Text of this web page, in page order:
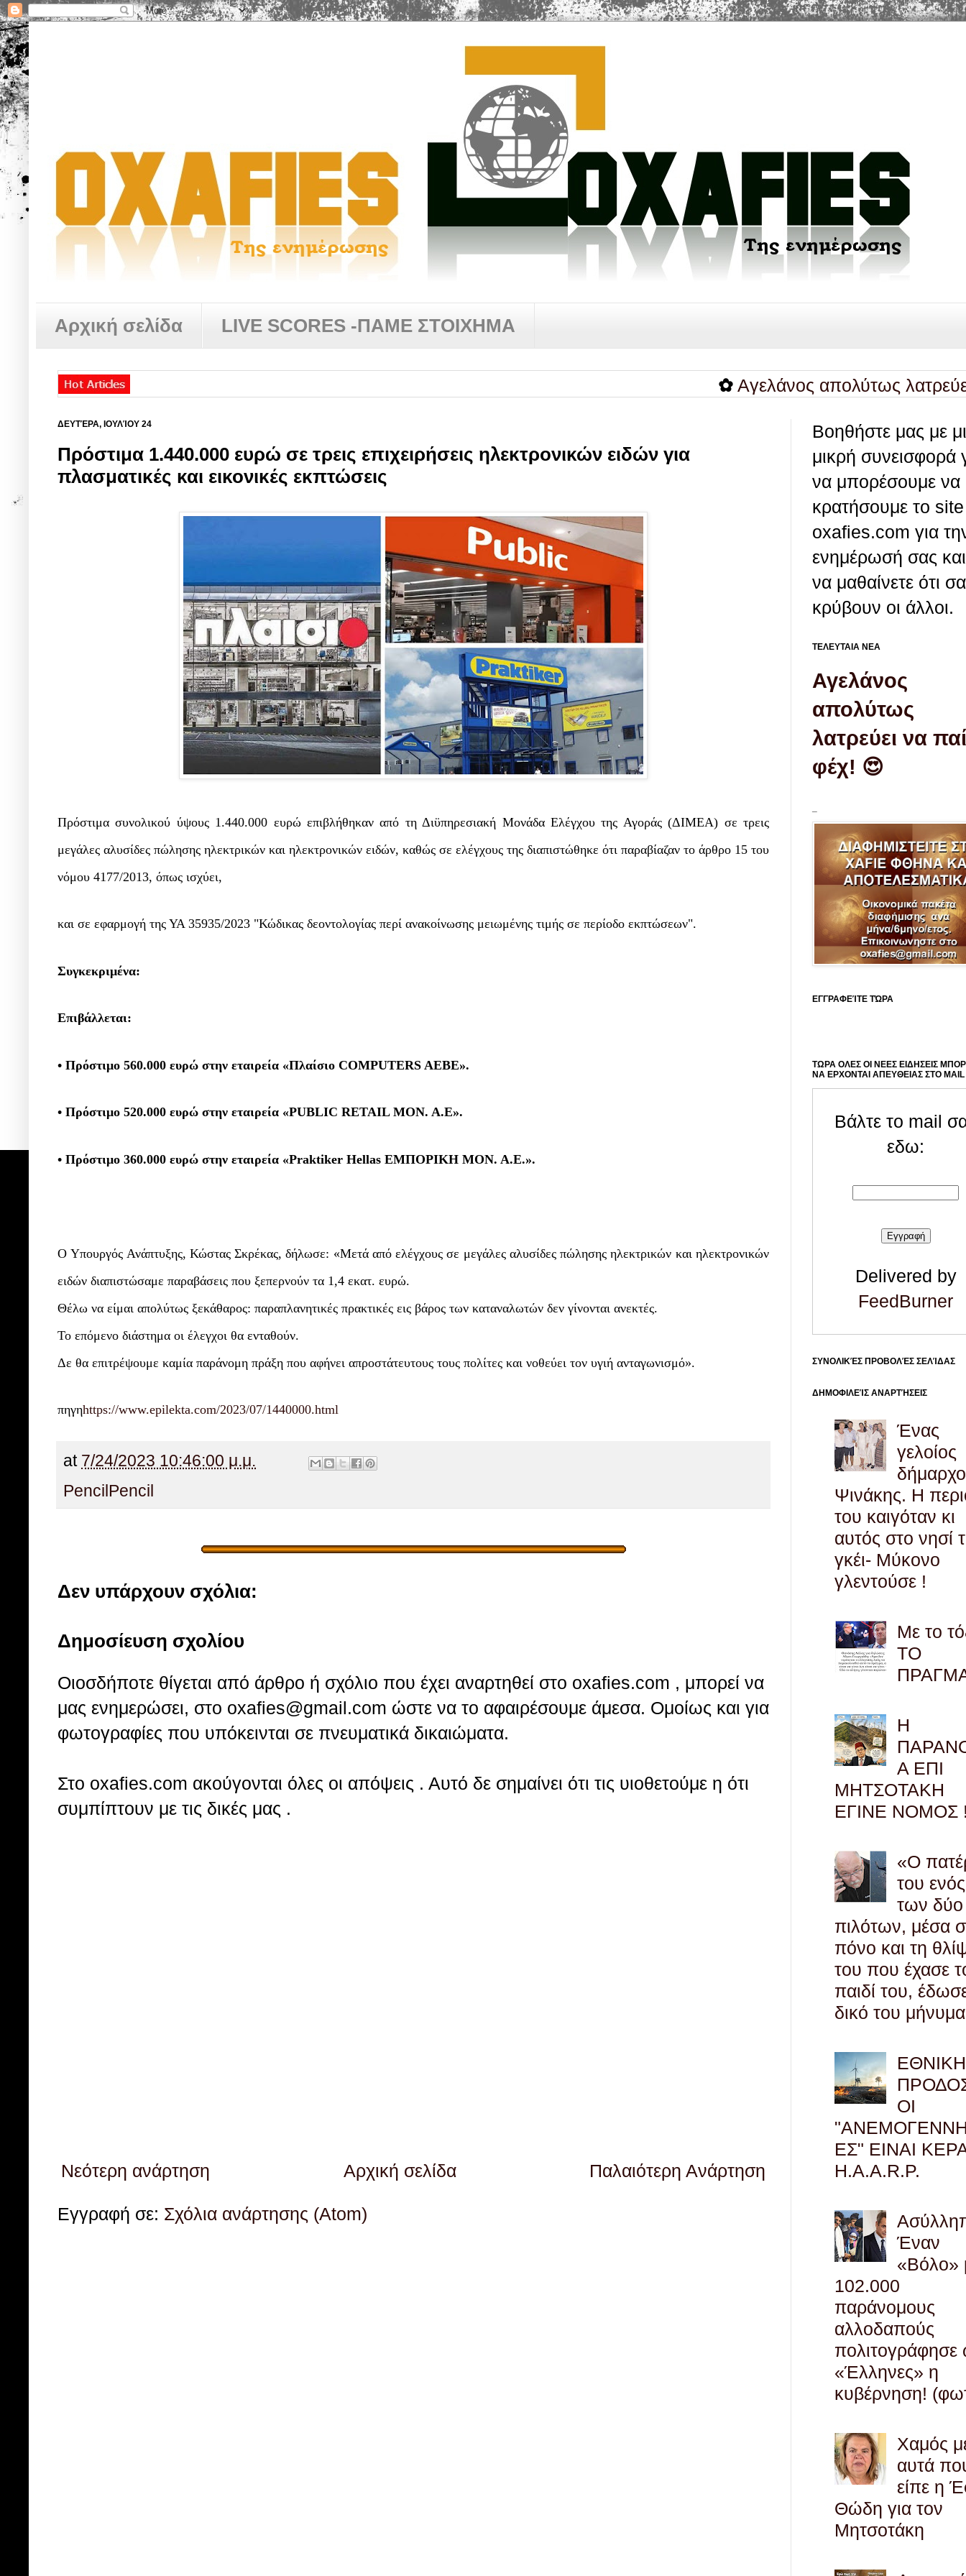
Αρχική σελίδα LIVE SCORES -ΠΑΜΕ ΣΤΟΙΧΗΜΑ
Αγελάνος απολύτως λατρεύει να
ΔΕΥΤΈΡΑ, ΙΟΥΛΊΟΥ 24
Πρόστιμα 1.440.000 ευρώ σε τρεις επιχειρήσεις ηλεκτρονικών ειδών για
πλασματικές και εικονικές εκπτώσεις
Πρόστιμα συνολικού ύψους 1.440.000 ευρώ επιβλήθηκαν από τη Διϋπηρεσιακή Μονάδα Ελέγχου της Αγοράς (ΔΙΜΕΑ) σε τρεις
μεγάλες αλυσίδες πώλησης ηλεκτρικών και ηλεκτρονικών ειδών, καθώς σε ελέγχους της διαπιστώθηκε ότι παραβίαζαν το άρθρο 15 του
νόμου 4177/2013, όπως ισχύει,
και σε εφαρμογή της ΥΑ 35935/2023 "Κώδικας δεοντολογίας περί ανακοίνωσης μειωμένης τιμής σε περίοδο εκπτώσεων".
Συγκεκριμένα:
Επιβάλλεται:
• Πρόστιμο 560.000 ευρώ στην εταιρεία «Πλαίσιο COMPUTERS AEBE».
• Πρόστιμο 520.000 ευρώ στην εταιρεία «PUBLIC RETAIL ΜΟΝ. Α.Ε».
• Πρόστιμο 360.000 ευρώ στην εταιρεία «Praktiker Hellas ΕΜΠΟΡΙΚΗ ΜΟΝ. Α.Ε.».
O Υπουργός Ανάπτυξης, Κώστας Σκρέκας, δήλωσε: «Μετά από ελέγχους σε μεγάλες αλυσίδες πώλησης ηλεκτρικών και ηλεκτρονικών
ειδών διαπιστώσαμε παραβάσεις που ξεπερνούν τα 1,4 εκατ. ευρώ.
Θέλω να είμαι απολύτως ξεκάθαρος: παραπλανητικές πρακτικές εις βάρος των καταναλωτών δεν γίνονται ανεκτές.
Το επόμενο διάστημα οι έλεγχοι θα ενταθούν.
Δε θα επιτρέψουμε καμία παράνομη πράξη που αφήνει απροστάτευτους τους πολίτες και νοθεύει τον υγιή ανταγωνισμό».
πηγηhttps://www.epilekta.com/2023/07/1440000.html
at 7/24/2023 10:46:00 μ.μ.
Pencil Pencil
Δεν υπάρχουν σχόλια:
Δημοσίευση σχολίου
Οιοσδήποτε θίγεται από άρθρο ή σχόλιο που έχει αναρτηθεί στο oxafies.com , μπορεί να
μας ενημερώσει, στο oxafies@gmail.com ώστε να το αφαιρέσουμε άμεσα. Ομοίως και για
φωτογραφίες που υπόκεινται σε πνευματικά δικαιώματα.
Στo oxafies.com ακούγονται όλες οι απόψεις . Αυτό δε σημαίνει ότι τις υιοθετούμε η ότι
συμπίπτουν με τις δικές μας .
Νεότερη ανάρτηση Παλαιότερη Ανάρτηση
Αρχική σελίδα
Εγγραφή σε: Σχόλια ανάρτησης (Atom)
Βοηθήστε μας με
μικρή συνεισφορά
να μπορέσουμε να
κρατήσουμε το site
oxafies.com για
ενημέρωσή σας
να μαθαίνετε ότι
κρύβουν οι άλλοι.
ΤΕΛΕΥΤΑΙΑ ΝΕΑ
Αγελάνος
απολύτως
λατρεύει να
φέχ! 😍
ΕΓΓΡΑΦΕΊΤΕ ΤΏΡΑ
ΤΩΡΑ ΟΛΕΣ ΟΙ ΝΕΕΣ ΕΙΔΗΣΕΙΣ
ΝΑ ΕΡΧΟΝΤΑΙ ΑΠΕΥΘΕΙΑΣ ΣΤΟ
Βάλτε το mail
εδω:
Delivered by
FeedBurner
ΣΥΝΟΛΙΚΈΣ ΠΡΟΒΟΛΈΣ ΣΕΛΊΔΑΣ
ΔΗΜΟΦΙΛΕΊΣ ΑΝΑΡΤΉΣΕΙΣ
Ένας
γελοίος
Ψινάκης. Η
του καιγόταν κι
αυτός στο νησί
γκέι- Μύκονο
γλεντούσε !
Με το
ΤΟ
Η
Α ΕΠΙ
ΜΗΤΣΟΤΑΚΗ
ΕΓΙΝΕ ΝΟΜΟΣ
«Ο
του
των δύο
πιλότων, μέσα
πόνο και τη
του που έχασε
παιδί του,
δικό του μήνυμα
ΕΘΝΙΚΗ
ΟΙ
ΕΣ" ΕΙΝΑΙ
H.A.A.R.P.
Έναν
«Βόλο»
102.000
παράνομους
αλλοδαπούς
πολιτογράφησε
«Έλληνες» η
κυβέρνηση!
Χαμός
αυτά
είπε η
Θώδη για τον
Μητσοτάκη